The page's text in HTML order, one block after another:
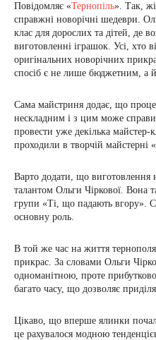
Повідомляє «Тернопіль». Так,
справжні новорічні шедеври.
клас для дорослих та дітей, де
виготовленні іграшок. Усі, хто
оригінальних новорічних
спосіб є не лише бюджетним, а
Сама майстриня додає, що
нескладним і з цим може
провести уже декілька
проходили в творчій майстерні
Варто додати, що виготовлення
талантом Ольги Чіркової. Вона
групи «Ті, що падають вгору».
основну роль.
В той же час на життя
прикрас. За словами Ольги
одноманітною, проте
багато часу, що дозволяє
Цікаво, що вперше ялинки
це рахувалося модною